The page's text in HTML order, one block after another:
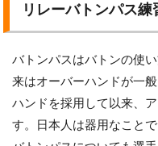
リレーバトンパス
バトンパスはバトンの使
来はオーバーハンドが一
ハンドを採用して以来、
す。日本人は器用なこと